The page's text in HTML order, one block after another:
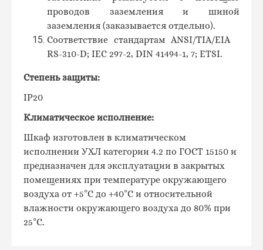
проводов заземления и шиной
заземления (заказывается отдельно).
Соответствие стандартам ANSI/TIA/EIA
RS-310-D; IEC 297-2, DIN 41494-1, 7; ETSI.
Степень защиты:
IP20
Климатическое исполнение:
Шкаф изготовлен в климатическом
исполнении УХЛ категории 4.2 по ГОСТ 15150 и
предназначен для эксплуатации в закрытых
помещениях при температуре окружающего
воздуха от +5°С до +40°С и относительной
влажности окружающего воздуха до 80% при
25°С.